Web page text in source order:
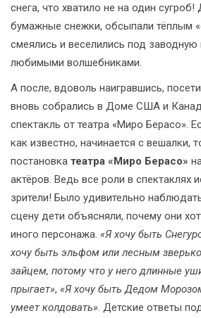
снега, что хватило не на один сугроб!
бумажные снежки, обсыпали тёплым
смеялись и веселились под заводную
любимыми волшебниками.
А после, вдоволь наигравшись,
вновь собрались в Доме США и
спектакль от театра «Миро Берасо».
как известно, начинается с вешалки,
постановка театра «Миро Берасо»
актёров. Ведь все роли в спектаклях
зрители! Было удивительно
сцену дети объясняли, почему они
иного персонажа. «Я хочу быть
хочу быть эльфом или лесным
зайцем, потому что у него длинные
прыгает», «Я хочу быть Дедом
умеет колдовать» . Детские ответы